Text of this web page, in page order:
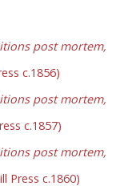
post mortem,
c.1856)
post mortem,
c.1857)
post mortem,
Press c.1860)